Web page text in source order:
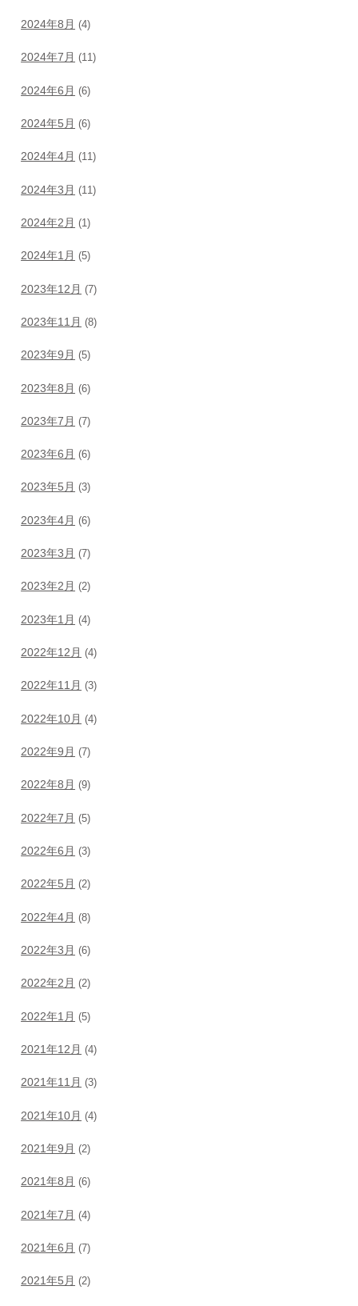
2024年8月 (4)
2024年7月 (11)
2024年6月 (6)
2024年5月 (6)
2024年4月 (11)
2024年3月 (11)
2024年2月 (1)
2024年1月 (5)
2023年12月 (7)
2023年11月 (8)
2023年9月 (5)
2023年8月 (6)
2023年7月 (7)
2023年6月 (6)
2023年5月 (3)
2023年4月 (6)
2023年3月 (7)
2023年2月 (2)
2023年1月 (4)
2022年12月 (4)
2022年11月 (3)
2022年10月 (4)
2022年9月 (7)
2022年8月 (9)
2022年7月 (5)
2022年6月 (3)
2022年5月 (2)
2022年4月 (8)
2022年3月 (6)
2022年2月 (2)
2022年1月 (5)
2021年12月 (4)
2021年11月 (3)
2021年10月 (4)
2021年9月 (2)
2021年8月 (6)
2021年7月 (4)
2021年6月 (7)
2021年5月 (2)